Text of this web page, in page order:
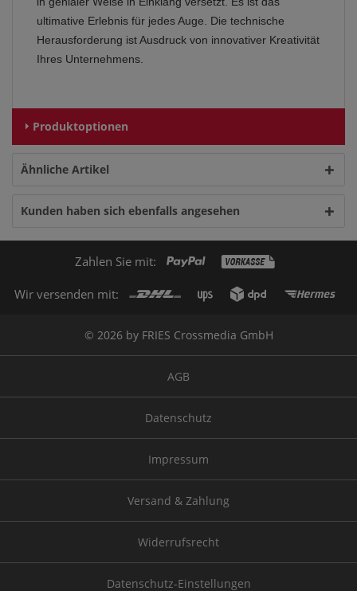
ultimative Erlebnis für jedes Auge. Die technische
Herausforderung ist Ausdruck von innovativer Kreativität
Ihres Unternehmens.
Produktoptionen
Ähnliche Artikel
Kunden haben sich ebenfalls angesehen
Zahlen Sie mit:
Wir versenden mit:
© 2026 by FRIES Crossmedia GmbH
AGB
Datenschutz
Impressum
Versand & Zahlung
Widerrufsrecht
Datenschutz-Einstellungen